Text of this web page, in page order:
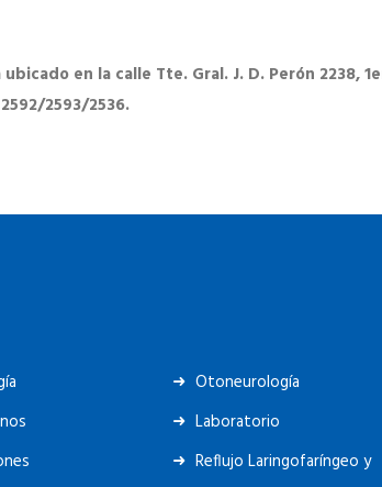
en la calle Tte. Gral. J. D. Perón 2238,
2593/2536.
Otoneurología
Laboratorio
Reflujo Laringofaríngeo y